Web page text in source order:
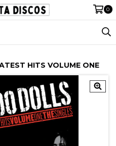
0
HITS VOLUME ONE